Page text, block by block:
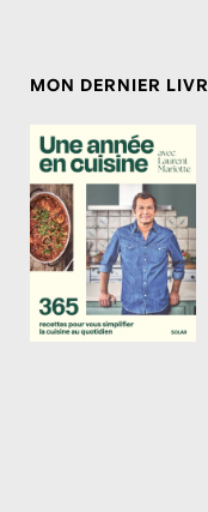
MON DERNIER